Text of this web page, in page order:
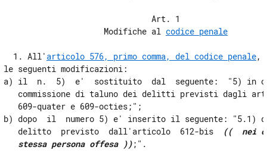
                               Art. 1
                     Modifiche al
codice penale
  1. All'
articolo 576, primo comma, del codice penale,
le seguenti modificazioni:
a) il  n.  5)  e'  sostituito  dal  seguente:  "5) in
commissione di taluno dei delitti previsti dagli
   609-quater e 609-octies;";
b) dopo  il  numero 5) e' inserito il seguente: "5.1)
   delitto  previsto  dall'articolo  612-bis
((  nei
   stessa persona offesa ))